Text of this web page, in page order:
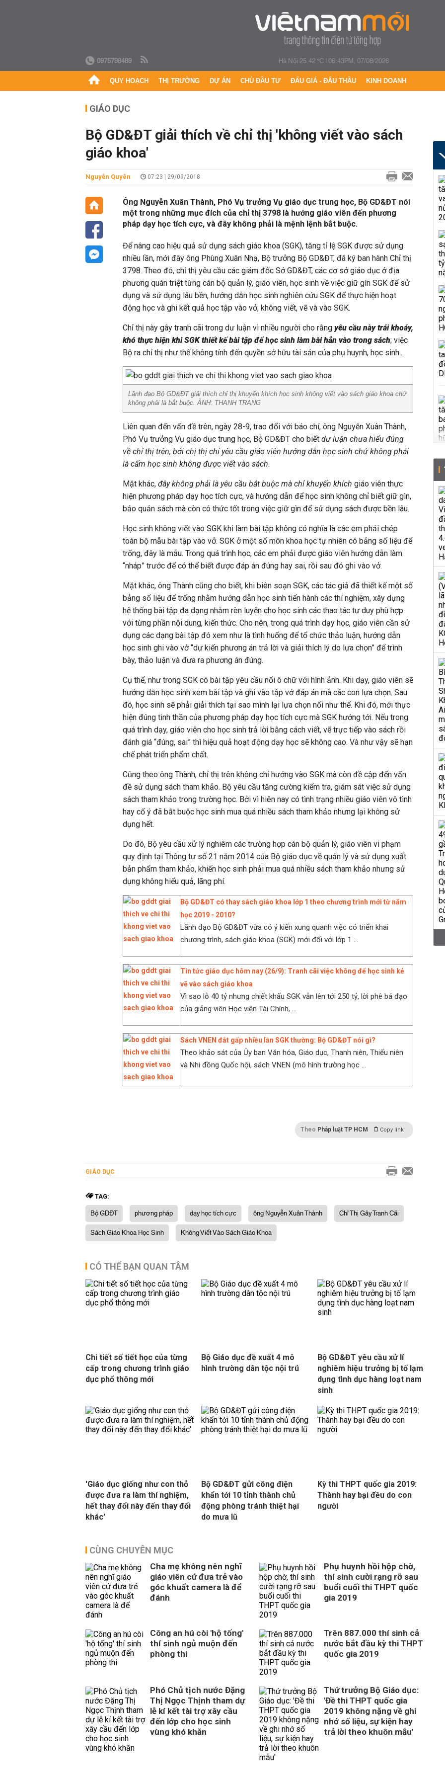
0975798489 Hà Nội 25.42 °C|06:43PM, 07/08/2026
QUY HOẠCH THỊ TRƯỜNG DỰ ÁN CHỦ ĐẦU TƯ ĐẤU GIÁ - ĐẤU THẦU KINH DOANH
GIÁO DỤC
Bộ GD&ĐT giải thích về chỉ thị 'không viết vào sách
giáo khoa'
Nguyễn Quyên 07:23 | 29/09/2018
Ông Nguyễn Xuân Thành, Phó Vụ trưởng Vụ giáo dục trung học, Bộ GD&ĐT nói
một trong những mục đích của chỉ thị 3798 là hướng giáo viên đến phương
pháp dạy học tích cực, và đây không phải là mệnh lệnh bắt buộc.
Để nâng cao hiệu quả sử dụng sách giáo khoa (SGK), tăng tỉ lệ SGK được sử dụng
nhiều lần, mới đây ông Phùng Xuân Nhạ, Bộ trưởng Bộ GD&ĐT, đã ký ban hành Chỉ thị
3798. Theo đó, chỉ thị yêu cầu các giám đốc Sở GD&ĐT, các cơ sở giáo dục ở địa
phương quán triệt từng cán bộ quản lý, giáo viên, học sinh về việc giữ gìn SGK để sử
dụng và sử dụng lâu bền, hướng dẫn học sinh nghiên cứu SGK để thực hiện hoạt
động học và ghi kết quả học tập vào vở, không viết, vẽ và vào SGK.
Chỉ thị này gây tranh cãi trong dư luận vì nhiều người cho rằng yêu cầu này trái khoáy,
khó thực hiện khi SGK thiết kế bài tập để học sinh làm bài hẳn vào trong sách; việc
Bộ ra chỉ thị như thế không tính đến quyền sở hữu tài sản của phụ huynh, học sinh...
Lãnh đạo Bộ GD&ĐT giải thích chỉ thị khuyến khích học sinh không viết vào sách giáo khoa chứ
không phải là bắt buộc. ẢNH: THANH TRANG
Liên quan đến vấn đề trên, ngày 28-9, trao đổi với báo chí, ông Nguyễn Xuân Thành,
Phó Vụ trưởng Vụ giáo dục trung học, Bộ GD&ĐT cho biết dư luận chưa hiểu đúng
về chỉ thị trên; bởi chị thị chỉ yêu cầu giáo viên hướng dẫn học sinh chứ không phải
là cấm học sinh không được viết vào sách.
Mặt khác, đây không phải là yêu cầu bắt buộc mà chỉ khuyến khích giáo viên thực
hiện phương pháp dạy học tích cực, và hướng dẫn để học sinh không chỉ biết giữ gìn,
bảo quản sách mà còn có thức tốt trong việc giữ gìn để sử dụng sách được bền lâu.
Học sinh không viết vào SGK khi làm bài tập không có nghĩa là các em phải chép
toàn bộ mẫu bài tập vào vở. SGK ở một số môn khoa học tự nhiên có bảng số liệu để
trống, đây là mẫu. Trong quá trình học, các em phải được giáo viên hướng dẫn làm
“nháp” trước để có thể biết được đáp án đúng hay sai, rồi sau đó ghi vào vở.
Mặt khác, ông Thành cũng cho biết, khi biên soạn SGK, các tác giả đã thiết kế một số
bảng số liệu để trống nhằm hướng dẫn học sinh tiến hành các thí nghiệm, xây dựng
hệ thống bài tập đa dạng nhằm rèn luyện cho học sinh các thao tác tư duy phù hợp
với từng phần nội dung, kiến thức. Cho nên, trong quá trình dạy học, giáo viên cần sử
dụng các dạng bài tập đó xem như là tình huống để tổ chức thảo luận, hướng dẫn
học sinh ghi vào vở “dự kiến phương án trả lời và giải thích lý do lựa chọn” để trình
bày, thảo luận và đưa ra phương án đúng.
Cụ thể, như trong SGK có bài tập yêu cầu nối ô chữ với hình ảnh. Khi dạy, giáo viên sẽ
hướng dẫn học sinh xem bài tập và ghi vào tập vở đáp án mà các con lựa chọn. Sau
đó, học sinh sẽ phải giải thích tại sao mình lại lựa chọn nối như thế. Khi đó, mới thực
hiện đúng tinh thần của phương pháp dạy học tích cực mà SGK hướng tới. Nếu trong
quá trình dạy, giáo viên cho học sinh trả lời bằng cách viết, vẽ trực tiếp vào sách rồi
đánh giá “đúng, sai” thì hiệu quả hoạt động dạy học sẽ không cao. Và như vậy sẽ hạn
chế phát triển phẩm chất.
Cũng theo ông Thành, chỉ thị trên không chỉ hướng vào SGK mà còn đề cập đến vấn
đề sử dụng sách tham khảo. Bộ yêu cầu tăng cường kiểm tra, giám sát việc sử dụng
sách tham khảo trong trường học. Bởi vì hiên nay có tình trạng nhiều giáo viên vô tình
hay cố ý đã bắt buộc học sinh mua quá nhiều sách tham khảo nhưng lại không sử
dụng hết.
Do đó, Bộ yêu cầu xử lý nghiêm các trường hợp cán bộ quản lý, giáo viên vi phạm
quy định tại Thông tư số 21 năm 2014 của Bộ giáo dục về quản lý và sử dụng xuất
bản phẩm tham khảo, khiến học sinh phải mua quá nhiều sách tham khảo nhưng sử
dụng không hiểu quả, lãng phí.
Bộ GD&ĐT có thay sách giáo khoa lớp 1 theo chương trình mới từ năm
học 2019 - 2010?
Lãnh đạo Bộ GD&ĐT vừa có ý kiến xung quanh việc có triển khai
chương trình, sách giáo khoa (SGK) mới đối với lớp 1 ...
Tin tức giáo dục hôm nay (26/9): Tranh cãi việc không để học sinh kẻ
vẽ vào sách giáo khoa
Vì sao lỗ 40 tỷ nhưng chiết khấu SGK vẫn lên tới 250 tỷ, lời phê bá đạo
của giảng viên Học viện Tài Chính, ...
Sách VNEN đắt gấp nhiều lần SGK thường: Bộ GD&ĐT nói gì?
Theo khảo sát của Ủy ban Văn hóa, Giáo dục, Thanh niên, Thiếu niên
và Nhi đồng Quốc hội, sách VNEN (mô hình trường học ...
Theo Pháp luật TP HCM Copy link
GIÁO DỤC
TAG:
Bộ GDĐT phương pháp dạy học tích cực ông Nguyễn Xuân Thành
Chỉ Thị Gây Tranh Cãi
Sách Giáo Khoa Học Sinh
Không Viết Vào Sách Giáo Khoa
CÓ THỂ BẠN QUAN TÂM
Chi tiết số tiết học của từng
cấp trong chương trình giáo
dục phổ thông mới
Bộ Giáo dục đề xuất 4 mô
hình trường dân tộc nội trú
Bộ GD&ĐT yêu cầu xử lí
nghiêm hiệu trưởng bị tố lạm
dụng tình dục hàng loạt nam
sinh
'Giáo dục giống như con thỏ
được đưa ra làm thí nghiệm,
hết thay đổi này đến thay đổi
khác'
Bộ GD&ĐT gửi công điện
khẩn tới 10 tỉnh thành chủ
động phòng tránh thiệt hại
do mưa lũ
Kỳ thi THPT quốc gia 2019:
Thành hay bại đều do con
người
CÙNG CHUYÊN MỤC
Cha mẹ không nên nghĩ
giáo viên cứ đưa trẻ vào
góc khuất camera là để
đánh
Phụ huynh hồi hộp chờ,
thí sinh cười rạng rỡ sau
buổi cuối thi THPT quốc
gia 2019
Công an hú còi 'hộ tống'
thí sinh ngủ muộn đến
phòng thi
Trên 887.000 thí sinh cả
nước bắt đầu kỳ thi THPT
quốc gia 2019
Phó Chủ tịch nước Đặng
Thị Ngọc Thịnh tham dự
lễ kí kết tài trợ xây cầu
đến lớp cho học sinh
vùng khó khăn
Thứ trưởng Bộ Giáo dục:
'Đề thi THPT quốc gia
2019 không nặng về ghi
nhớ số liệu, sự kiện hay
trả lời theo khuôn mẫu'